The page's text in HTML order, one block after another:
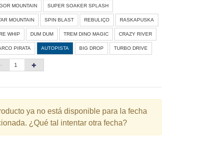
Agosto 2026 »
S Q Q S S
1
24 27 28 29
31
MOUNTAIN SUPER SOAKER SPLASH
MOUNTAIN SPIN BLAST REBULIÇO RASKAPUSKA
WHIP DUM DUM TREM DINO MAGIC CRAZY RIVER
PIRATA AUTOPISTA BIG DROP TURBO DRIVE
ya no está disponible para la fecha
¿Qué tal intentar otra fecha?